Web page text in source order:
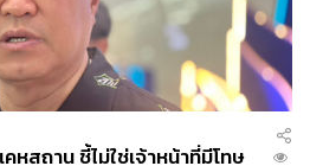
เข้าหารือกับนายกรัฐมนตรีว่า วัน
ลเพื่อรายงานตัวกับนายก
ตั้งเป็นประธานที่ปรึกษานายก
บเรื่องใดบ้างนั้น ต้องรอหลังจาก
หสถาน ชี้ไม่ใช่เจ้าหน้าที่มีโทษ